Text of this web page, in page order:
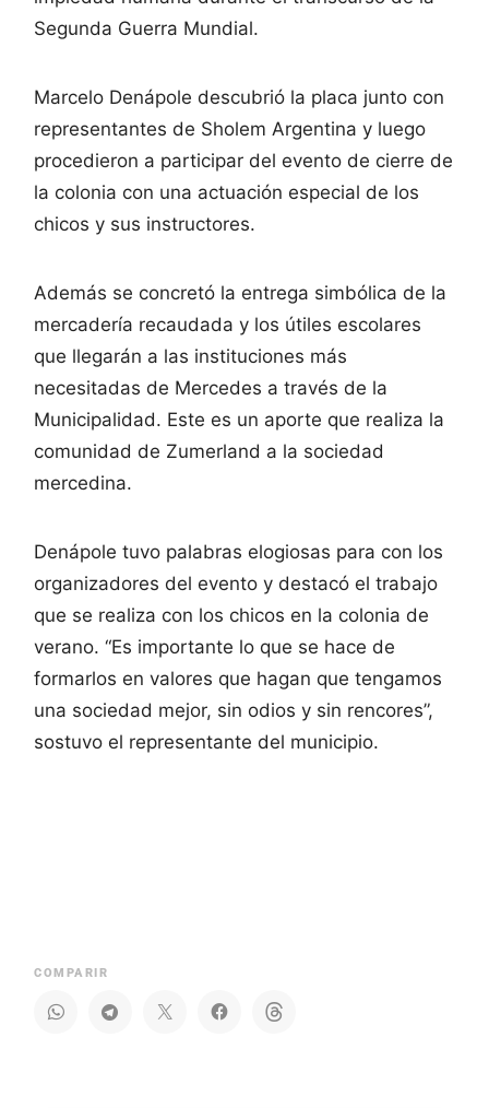
Segunda Guerra Mundial.
Marcelo Denápole descubrió la placa junto con
representantes de Sholem Argentina y luego
procedieron a participar del evento de cierre de
la colonia con una actuación especial de los
chicos y sus instructores.
Además se concretó la entrega simbólica de la
mercadería recaudada y los útiles escolares
que llegarán a las instituciones más
necesitadas de Mercedes a través de la
Municipalidad. Este es un aporte que realiza la
comunidad de Zumerland a la sociedad
mercedina.
Denápole tuvo palabras elogiosas para con los
organizadores del evento y destacó el trabajo
que se realiza con los chicos en la colonia de
verano. “Es importante lo que se hace de
formarlos en valores que hagan que tengamos
una sociedad mejor, sin odios y sin rencores”,
sostuvo el representante del municipio.
COMPARIR